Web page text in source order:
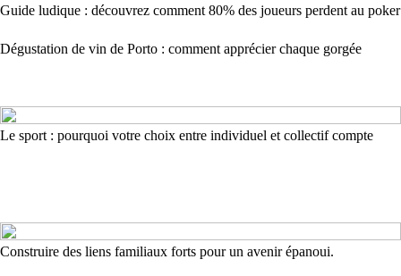
Guide ludique : découvrez comment 80% des joueurs perdent au poker
Dégustation de vin de Porto : comment apprécier chaque gorgée
Le sport : pourquoi votre choix entre individuel et collectif compte
Construire des liens familiaux forts pour un avenir épanoui.